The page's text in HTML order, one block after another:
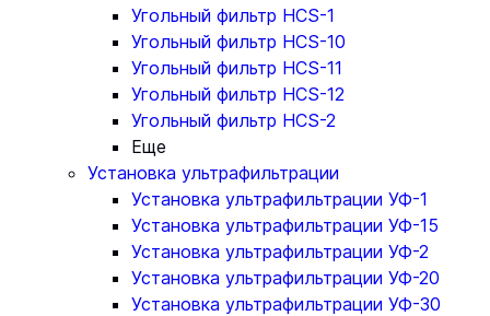
Угольный фильтр HСS-1
Угольный фильтр HСS-10
Угольный фильтр HСS-11
Угольный фильтр HСS-12
Угольный фильтр HСS-2
Еще
Установка ультрафильтрации
Установка ультрафильтрации УФ-1
Установка ультрафильтрации УФ-15
Установка ультрафильтрации УФ-2
Установка ультрафильтрации УФ-20
Установка ультрафильтрации УФ-30